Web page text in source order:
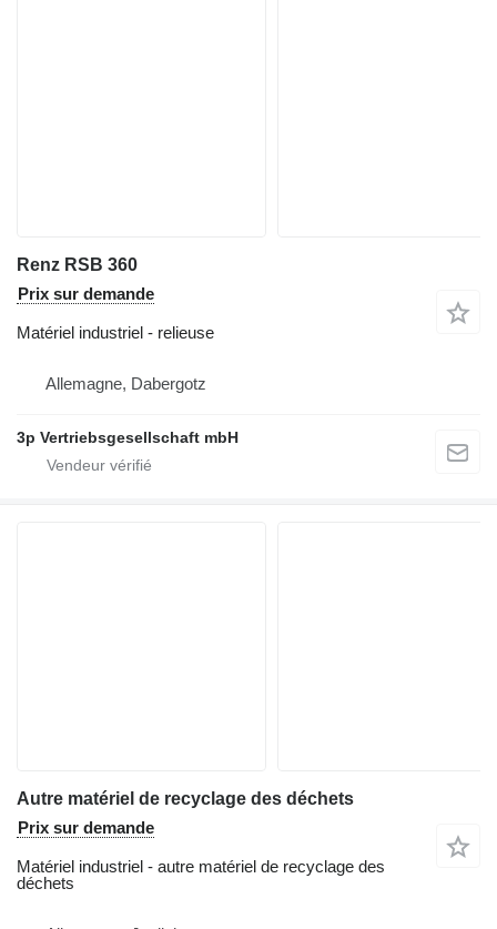
Renz RSB 360
Prix sur demande
Matériel industriel - relieuse
Allemagne, Dabergotz
3p Vertriebsgesellschaft mbH
Autre matériel de recyclage des déchets
Prix sur demande
Matériel industriel - autre matériel de recyclage des
déchets